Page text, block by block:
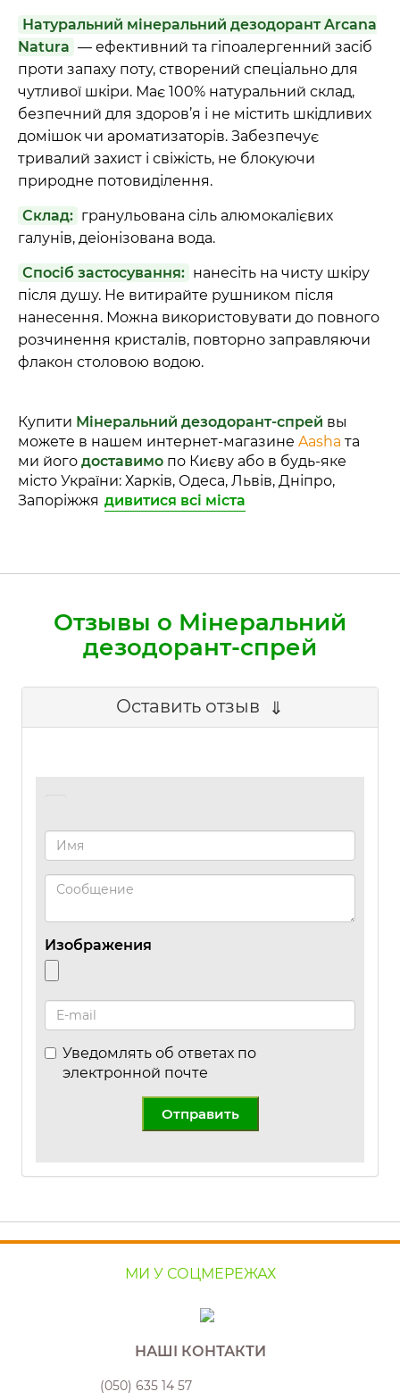
Натуральний мінеральний дезодорант Arcana
Natura — ефективний та гіпоалергенний засіб
проти запаху поту, створений спеціально для
чутливої шкіри. Має 100% натуральний склад,
безпечний для здоров’я і не містить шкідливих
домішок чи ароматизаторів. Забезпечує
тривалий захист і свіжість, не блокуючи
природне потовиділення.
Склад: гранульована сіль алюмокалієвих
галунів, деіонізована вода.
Спосіб застосування: нанесіть на чисту шкіру
після душу. Не витирайте рушником після
нанесення. Можна використовувати до повного
розчинення кристалів, повторно заправляючи
флакон столовою водою.
Купити Мінеральний дезодорант-спрей вы
можете в нашем интернет-магазине Aasha та
ми його доставимо по Києву або в будь-яке
місто України: Харків, Одеса, Львів, Дніпро,
Запоріжжя дивитися всі міста
Отзывы о Мінеральний
дезодорант-спрей
Оставить отзыв
Изображения
Уведомлять об ответах по
электронной почте
Отправить
МИ У СОЦМЕРЕЖАХ
НАШІ КОНТАКТИ
(050) 635 14 57